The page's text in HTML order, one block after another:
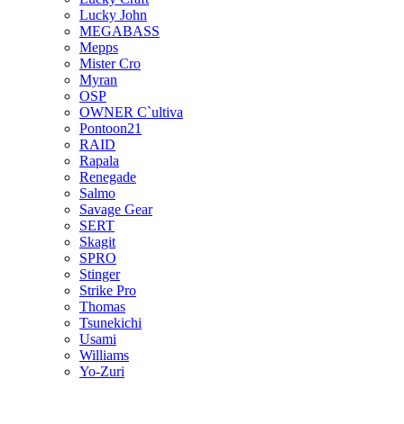
Lucky John
MEGABASS
Mepps
Mister Cro
Myran
OSP
OWNER C`ultiva
Pontoon21
RAID
Rapala
Renegade
Salmo
Savage Gear
SERT
Skagit
SPRO
Stinger
Strike Pro
Thomas
Tsunekichi
Usami
Williams
Yo-Zuri